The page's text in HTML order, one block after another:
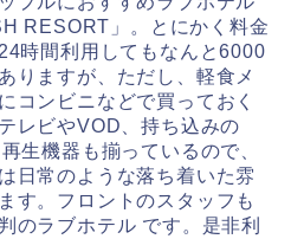
RESORT」。とにかく料金
時間利用してもなんと6000
りますが、ただし、軽食メ
コンビニなどで買っておく
レビやVOD、持ち込みの
生機器も揃っているので、
日常のような落ち着いた雰
す。フロントのスタッフも
のラブホテル です。是非利